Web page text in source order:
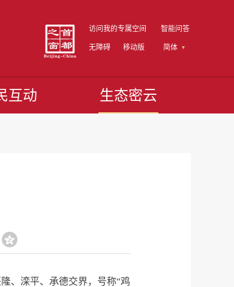
访问我的专属空间 智能问答
无障碍 移动版 简体
互动 生态密云
、滦平、承德交界，号称“鸡